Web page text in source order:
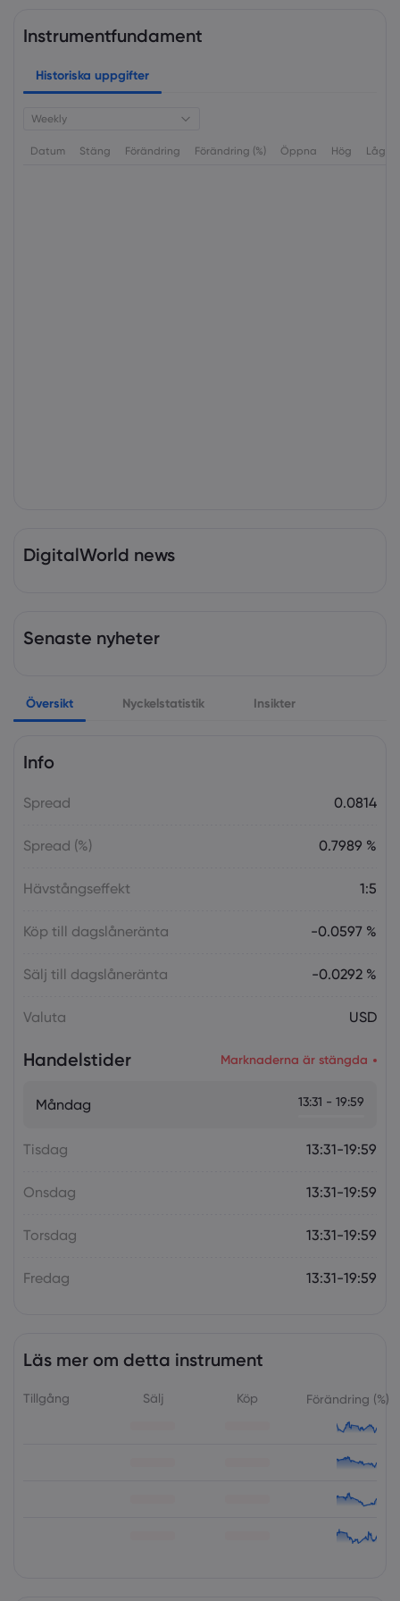
Instrumentfundament
Historiska uppgifter
Weekly
Datum Stäng Förändring Förändring (%) Öppna Hög Låg
DigitalWorld news
Senaste nyheter
Översikt Nyckelstatistik Insikter
Info
Spread 0.0814
Spread (%) 0.7989 %
Hävstångseffekt 1:5
Köp till dagslåneränta -0.0597 %
Sälj till dagslåneränta -0.0292 %
Valuta USD
Handelstider Marknaderna är stängda
Måndag 13:31 - 19:59
Tisdag 13:31-19:59
Onsdag 13:31-19:59
Torsdag 13:31-19:59
Fredag 13:31-19:59
Läs mer om detta instrument
Tillgång Sälj Köp Förändring (%)